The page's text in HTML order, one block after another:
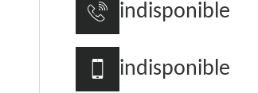
indisponible
indisponible